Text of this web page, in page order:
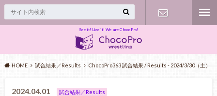
See it! Live it! We are ChocoPro!
HOME 試合結果／Results ChocoPro363 試合結果 / Results - 2024/3/30（土）
2024.04.01 試合結果／Results